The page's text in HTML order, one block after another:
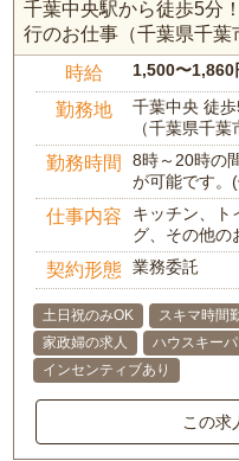
千葉中央駅から徒歩5分
行のお仕事（千葉県千葉
時給 1,500〜1,860
勤務地
千葉中央 徒
（千葉県千葉
勤務時間
8時～20時の
が可能です。
仕事内容
キッチン、ト
グ、その他の
契約形態 業務委託
土日祝のみOK スキマ時間
家政婦の求人
ハウスキー
インセンティブあり
この求